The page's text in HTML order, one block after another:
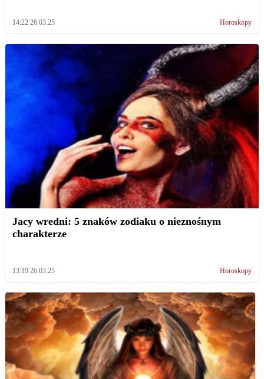
14:22 26.03.25 Horoskopy
Jacy wredni: 5 znaków zodiaku o nieznośnym
charakterze
13:19 26.03.25 Horoskopy